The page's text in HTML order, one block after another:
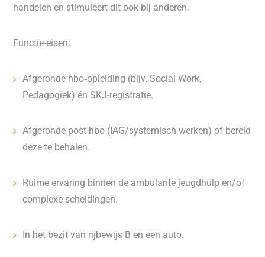
handelen en stimuleert dit ook bij anderen.
Functie-eisen:
Afgeronde hbo‑opleiding (bijv. Social Work,
Pedagogiek) én SKJ-registratie.
Afgeronde post hbo (IAG/systemisch werken) of bereid
deze te behalen.
Ruime ervaring binnen de ambulante jeugdhulp en/of
complexe scheidingen.
In het bezit van rijbewijs B en een auto.